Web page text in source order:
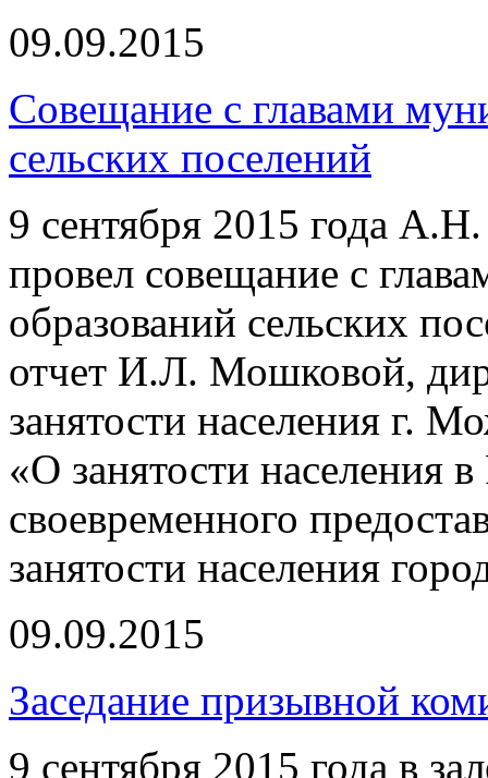
09.09.2015
Совещание с главами
сельских поселений
9 сентября 2015 года
провел совещание с
образований сельских
отчет И.Л. Мошковой,
занятости населения г.
«О занятости населения
своевременного
занятости населения
09.09.2015
Заседание призывной
9 сентября 2015 года в